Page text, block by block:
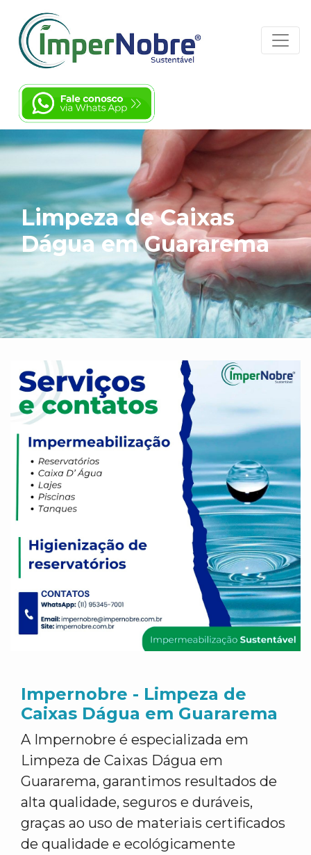
Limpeza de Caixas
Dágua em Guararema
Impernobre - Limpeza de
Caixas Dágua em Guararema
A Impernobre é especializada em
Limpeza de Caixas Dágua em
Guararema, garantimos resultados de
alta qualidade, seguros e duráveis,
graças ao uso de materiais certificados
de qualidade e ecológicamente